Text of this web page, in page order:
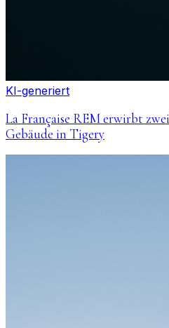
KI-generiert
La Française REM erwirbt
Gebäude in Tigery